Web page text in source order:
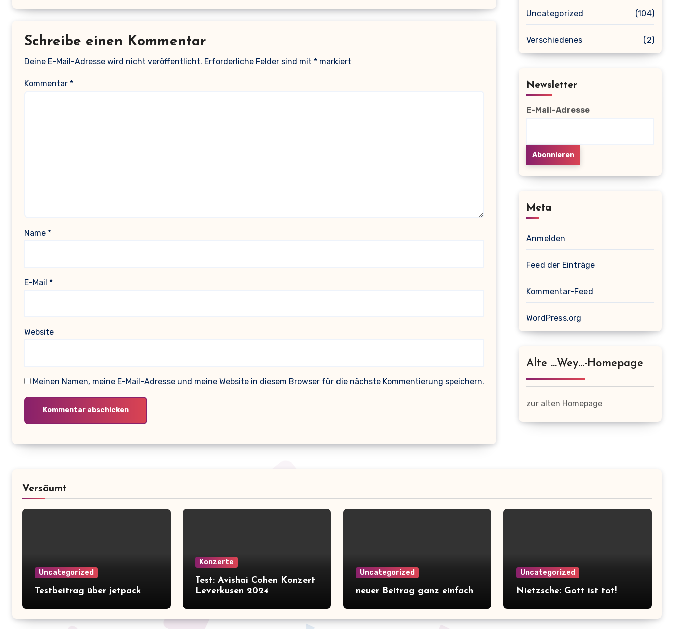
Schreibe einen Kommentar
Deine E-Mail-Adresse wird nicht veröffentlicht. Erforderliche Felder sind mit * markiert
Kommentar *
Name *
E-Mail *
Website
Meinen Namen, meine E-Mail-Adresse und meine Website in diesem Browser für die nächste Kommentierung speichern.
Uncategorized (104)
Verschiedenes (2)
Newsletter
E-Mail-Adresse
Meta
Anmelden
Feed der Einträge
Kommentar-Feed
WordPress.org
Alte …wey…-Homepage
zur alten Homepage
Versäumt
Uncategorized
Testbeitrag über jetpack
Konzerte
Test: Avishai Cohen Konzert
Leverkusen 2024
Uncategorized
neuer Beitrag ganz einfach
Uncategorized
Nietzsche: Gott ist tot!